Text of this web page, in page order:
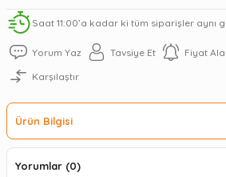
Saat 11:00’a kadar ki tüm siparişler aynı
Yorum Yaz Tavsiye Et Fiyat
Karşılaştır
Ürün Bilgisi
Yorumlar (0)